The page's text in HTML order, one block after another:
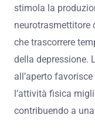
stimola la
neurotrasmettitore
che trascorrere
della depressione.
all’aperto
l’attività fisica
contribuendo a